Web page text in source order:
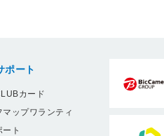
ポート
カード
ップワランティ
ト